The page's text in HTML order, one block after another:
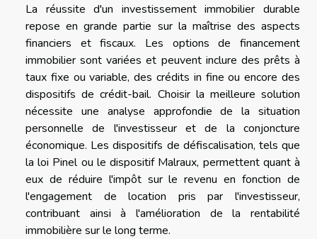
La réussite d'un investissement immobilier durable
repose en grande partie sur la maîtrise des aspects
financiers et fiscaux. Les options de financement
immobilier sont variées et peuvent inclure des prêts à
taux fixe ou variable, des crédits in fine ou encore des
dispositifs de crédit-bail. Choisir la meilleure solution
nécessite une analyse approfondie de la situation
personnelle de l'investisseur et de la conjoncture
économique. Les dispositifs de défiscalisation, tels que
la loi Pinel ou le dispositif Malraux, permettent quant à
eux de réduire l'impôt sur le revenu en fonction de
l'engagement de location pris par l'investisseur,
contribuant ainsi à l'amélioration de la rentabilité
immobilière sur le long terme.